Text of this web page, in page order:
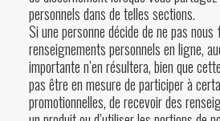
personnels dans de telles sections.
Si une personne décide de ne pas nous
renseignements personnels en ligne,
importante n’en résultera, bien que
pas être en mesure de participer à
promotionnelles, de recevoir des